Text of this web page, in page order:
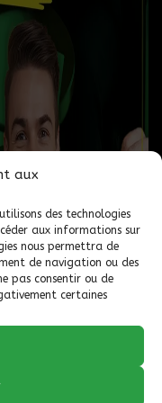
aux
des technologies
aux informations sur
nous permettra de
de navigation ou des
pas consentir ou de
certaines
vraie solution pour
disponibles sur le
APPROUVÉ
COMPTANT ! Nous
avec des
2e 3e 4e chance au
financements sont
de crédit au Canada.
! Complétez une
en toute confiance et
la prochaine heure
cherchez ? Laissez-
à plus de 5000